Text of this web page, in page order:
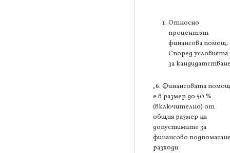
Относно
процентът
финансова помощ.
Според условията
за
„6. Финансовата
е в размер до 50 %
(включително) от
общия размер на
допустимите за
финансово
разходи.